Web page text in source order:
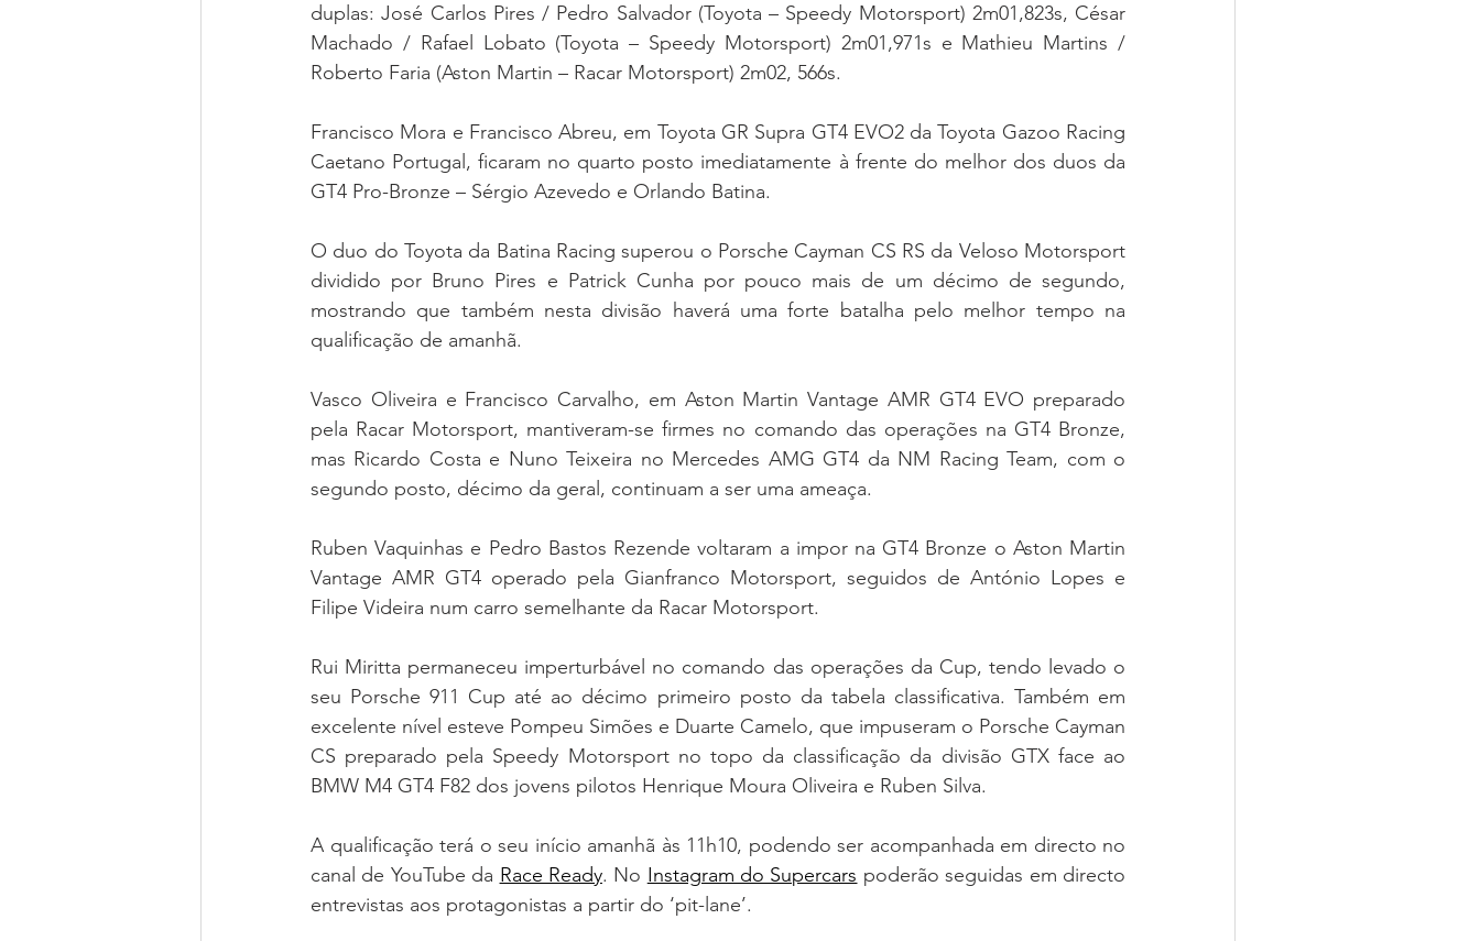
duplas: José Carlos Pires / Pedro Salvador (Toyota – Speedy Motorsport) 2m01,823s, César
Machado / Rafael Lobato (Toyota – Speedy Motorsport) 2m01,971s e Mathieu Martins /
Roberto Faria (Aston Martin – Racar Motorsport) 2m02, 566s.
Francisco Mora e Francisco Abreu, em Toyota GR Supra GT4 EVO2 da Toyota Gazoo Racing
Caetano Portugal, ficaram no quarto posto imediatamente à frente do melhor dos duos da
GT4 Pro-Bronze – Sérgio Azevedo e Orlando Batina.
O duo do Toyota da Batina Racing superou o Porsche Cayman CS RS da Veloso Motorsport
dividido por Bruno Pires e Patrick Cunha por pouco mais de um décimo de segundo,
mostrando que também nesta divisão haverá uma forte batalha pelo melhor tempo na
qualificação de amanhã.
Vasco Oliveira e Francisco Carvalho, em Aston Martin Vantage AMR GT4 EVO preparado
pela Racar Motorsport, mantiveram-se firmes no comando das operações na GT4 Bronze,
mas Ricardo Costa e Nuno Teixeira no Mercedes AMG GT4 da NM Racing Team, com o
segundo posto, décimo da geral, continuam a ser uma ameaça.
Ruben Vaquinhas e Pedro Bastos Rezende voltaram a impor na GT4 Bronze o Aston Martin
Vantage AMR GT4 operado pela Gianfranco Motorsport, seguidos de António Lopes e
Filipe Videira num carro semelhante da Racar Motorsport.
Rui Miritta permaneceu imperturbável no comando das operações da Cup, tendo levado o
seu Porsche 911 Cup até ao décimo primeiro posto da tabela classificativa. Também em
excelente nível esteve Pompeu Simões e Duarte Camelo, que impuseram o Porsche Cayman
CS preparado pela Speedy Motorsport no topo da classificação da divisão GTX face ao
BMW M4 GT4 F82 dos jovens pilotos Henrique Moura Oliveira e Ruben Silva.
A qualificação terá o seu início amanhã às 11h10, podendo ser acompanhada em directo no
canal de YouTube da Race Ready. No Instagram do Supercars poderão seguidas em directo
entrevistas aos protagonistas a partir do ‘pit-lane’.